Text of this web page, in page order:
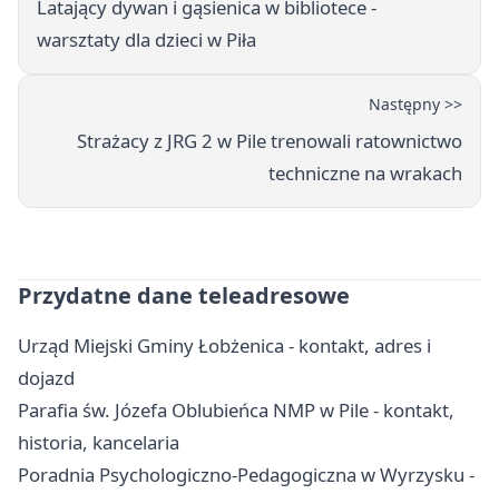
Latający dywan i gąsienica w bibliotece -
warsztaty dla dzieci w Piła
Następny >>
Strażacy z JRG 2 w Pile trenowali ratownictwo
techniczne na wrakach
Przydatne dane teleadresowe
Urząd Miejski Gminy Łobżenica - kontakt, adres i
dojazd
Parafia św. Józefa Oblubieńca NMP w Pile - kontakt,
historia, kancelaria
Poradnia Psychologiczno-Pedagogiczna w Wyrzysku -